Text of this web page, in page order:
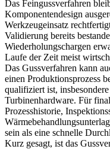
Das Feingussverfahren
Komponentendesign
Werkzeugeinsatz
Validierung bereits
Wiederholungschargen
Laufe der Zeit meist
Das Gussverfahren kann
einen Produktionsprozess
qualifiziert ist,
Turbinenhardware. Für
Prozesshistorie,
sein als eine schnelle
Kurz gesagt, ist das